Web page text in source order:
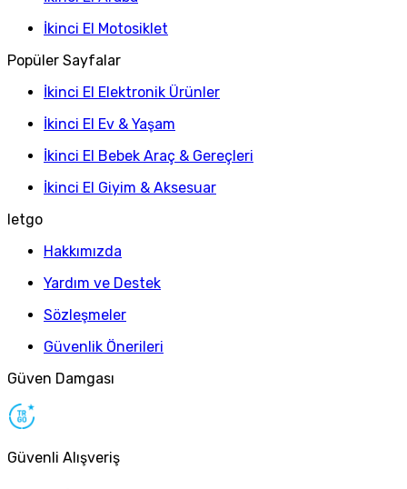
İkinci El Motosiklet
Popüler Sayfalar
İkinci El Elektronik Ürünler
İkinci El Ev & Yaşam
İkinci El Bebek Araç & Gereçleri
İkinci El Giyim & Aksesuar
letgo
Hakkımızda
Yardım ve Destek
Sözleşmeler
Güvenlik Önerileri
Güven Damgası
Güvenli Alışveriş